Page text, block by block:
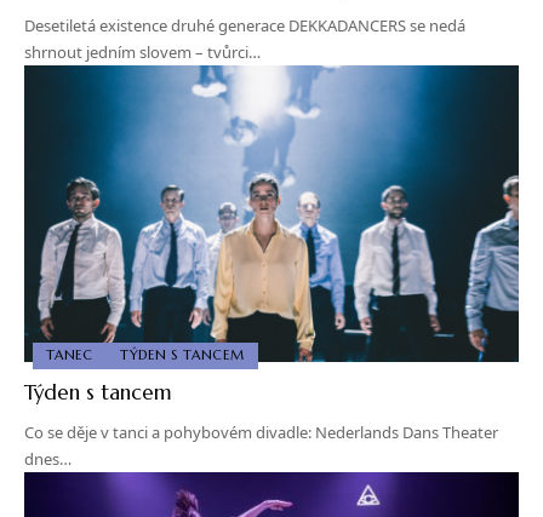
Desetiletá existence druhé generace DEKKADANCERS se nedá
shrnout jedním slovem – tvůrci…
TANEC TÝDEN S TANCEM
Týden s tancem
Co se děje v tanci a pohybovém divadle: Nederlands Dans Theater
dnes…